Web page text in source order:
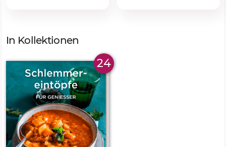
In Kollektionen
24